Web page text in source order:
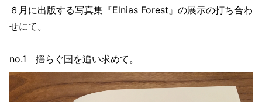
６月に出版する写真集『Elnias Forest』の展示の打ち合わ
せにて。
no.1 揺らぐ国を追い求めて。